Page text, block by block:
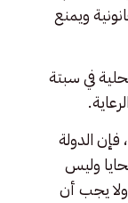
ويمنع
في سبتة
الدولة
وليس
ولا يجب أن